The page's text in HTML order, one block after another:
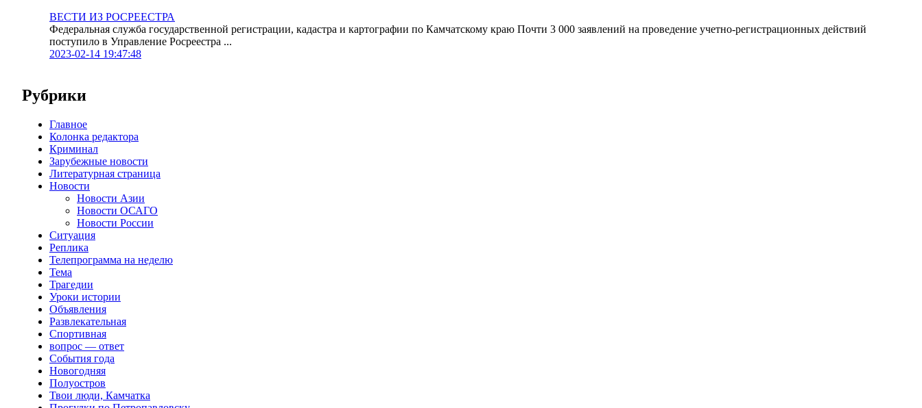
ВЕСТИ ИЗ РОСРЕЕСТРА
Федеральная служба государственной регистрации, кадастра и картографии по Камчатскому краю Почти 3 000 заявлений на проведение учетно-регистрационных действий
поступило в Управление Росреестра ...
2023-02-14 19:47:48
Рубрики
Главное
Колонка редактора
Криминал
Зарубежные новости
Литературная страница
Новости
Новости Азии
Новости ОСАГО
Новости России
Ситуация
Реплика
Телепрограмма на неделю
Тема
Трагедии
Уроки истории
Объявления
Развлекательная
Спортивная
вопрос — ответ
События года
Новогодняя
Полуостров
Твои люди, Камчатка